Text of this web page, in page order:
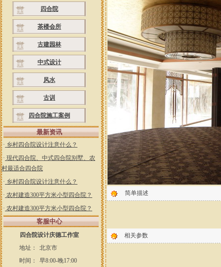
四合院
茶楼会所
古建园林
中式设计
风水
古训
四合院施工案例
最新资讯
· 乡村四合院设计注意什么？
· 现代四合院、中式四合院别墅、农
村最适合四合院
· 乡村四合院设计注意什么？
· 农村建造300平方米小型四合院？
· 农村建造300平方米小型四合院？
客服中心
四合院设计庆德工作室
地址：
北京市
时间：
早8:00-晚17:00
简单描述
相关参数